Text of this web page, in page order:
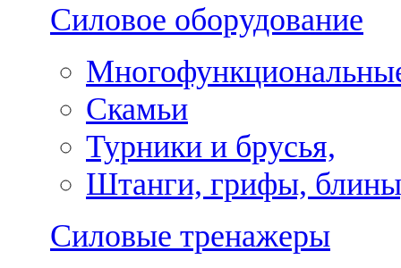
Силовое оборудование
Скамьи
Турники и брусья,
Штанги, грифы,
Силовые тренажеры